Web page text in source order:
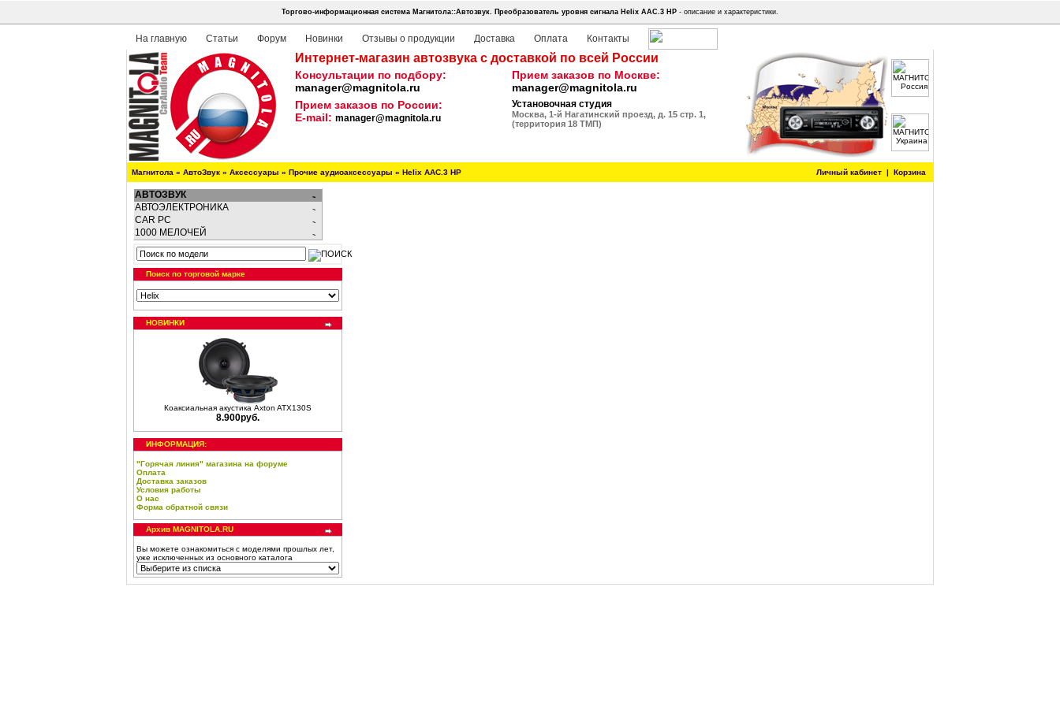
Торгово-информационная система Магнитола::Автозвук. Преобразователь уровня сигнала Helix AAC.3 HP - описание и характеристики.
На главную Статьи Форум Новинки Отзывы о продукции Доставка Оплата Контакты
Интернет-магазин автозвука с доставкой по всей России
Консультации по подбору:
manager@magnitola.ru
Прием заказов по Москве:
manager@magnitola.ru
Прием заказов по России:
E-mail: manager@magnitola.ru
Установочная студия
Москва, 1-й Нагатинский проезд, д. 15 стр. 1,
(территория 18 ТМП)
Магнитола » АвтоЗвук » Аксессуары » Прочие аудиоаксессуары » Helix AAC.3 HP Личный кабинет | Корзина
АВТОЗВУК
АВТОЭЛЕКТРОНИКА
CAR PC
1000 МЕЛОЧЕЙ
Поиск по торговой марке
НОВИНКИ
Коаксиальная акустика Axton ATX130S
8.900руб.
ИНФОРМАЦИЯ:
"Горячая линия" магазина на форуме
Оплата
Доставка заказов
Условия работы
О нас
Форма обратной связи
Архив MAGNITOLA.RU
Вы можете ознакомиться с моделями прошлых лет,
уже исключенных из основного каталога